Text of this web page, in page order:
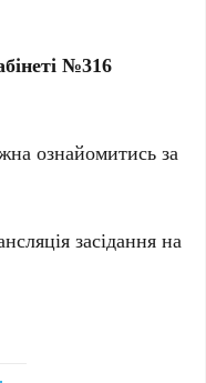
№316
ознайомитись за
засідання на